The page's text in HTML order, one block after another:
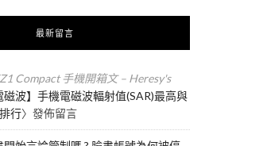
最新留言
Compact 手機開箱文 – Heresy's
磁波】手機電磁波輻射值(SAR)最高與
行〉發佈留言